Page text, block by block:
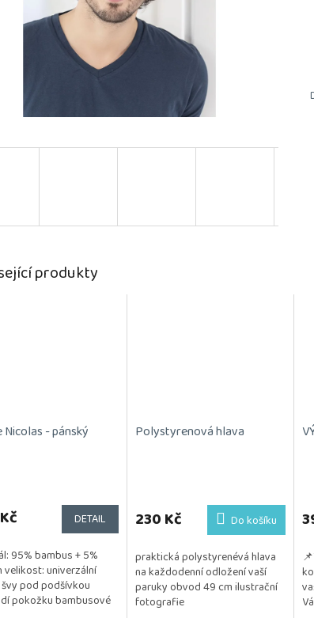
produkty
Nicolas - pánský
DETAIL
95% bambus + 5%
velikost: univerzální
pod podšívkou
pokožku bambusové
Polystyrenová hlava
230 Kč Do košíku
praktická polystyrenévá hlava
na každodenní odložení vaší
paruky obvod 49 cm ilustrační
fotografie